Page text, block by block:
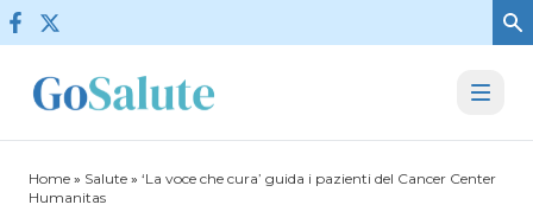
Vai al contenuto
Home » Salute » ‘La voce che cura’ guida i pazienti del Cancer Center
Humanitas